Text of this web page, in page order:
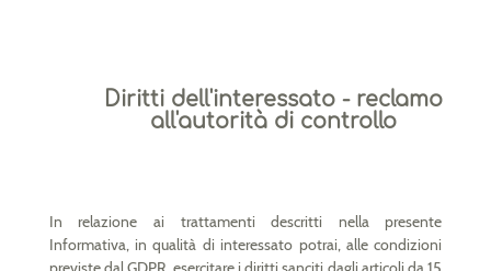
Diritti dell'interessato - reclamo
all'autorità di controllo
In relazione ai trattamenti descritti nella presente
Informativa, in qualità di interessato potrai, alle condizioni